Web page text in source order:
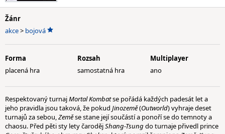
Žánr
akce> bojová
Forma
placená hra
Rozsah
samostatná hra
Multiplayer
ano
Respektovaný turnajMortal Kombatse pořádá každých padesát let a
jeho pravidla jsou taková, že pokud Jinozemě(Outworld) vyhraje deset
turnajů za sebou,Zeměse stane její součástí a ponoří se do temnoty a
chaosu. Před pěti sty lety čarodějShang-Tsung do turnaje přivedl prince